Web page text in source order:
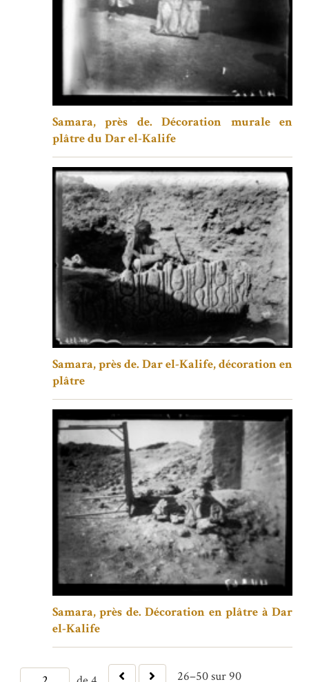
Samara, près de. Décoration murale en
plâtre du Dar el-Kalife
Samara, près de. Dar el-Kalife, décoration en
plâtre
Samara, près de. Décoration en plâtre à Dar
el-Kalife
26–50 sur 90